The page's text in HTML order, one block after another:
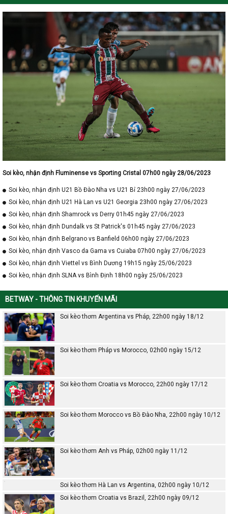
Soi kèo, nhận định Fluminense vs Sporting Cristal 07h00 ngày 28/06/2023
Soi kèo, nhận định U21 Bồ Đào Nha vs U21 Bỉ 23h00 ngày 27/06/2023
Soi kèo, nhận định U21 Hà Lan vs U21 Georgia 23h00 ngày 27/06/2023
Soi kèo, nhận định Shamrock vs Derry 01h45 ngày 27/06/2023
Soi kèo, nhận định Dundalk vs St Patrick's 01h45 ngày 27/06/2023
Soi kèo, nhận định Belgrano vs Banfield 06h00 ngày 27/06/2023
Soi kèo, nhận định Vasco da Gama vs Cuiaba 07h00 ngày 27/06/2023
Soi kèo, nhận định Viettel vs Bình Dương 19h15 ngày 25/06/2023
Soi kèo, nhận định SLNA vs Bình Định 18h00 ngày 25/06/2023
BETWAY - THÔNG TIN KHUYẾN MÃI
Soi kèo thơm Argentina vs Pháp, 22h00 ngày 18/12
Soi kèo thơm Pháp vs Morocco, 02h00 ngày 15/12
Soi kèo thơm Croatia vs Morocco, 22h00 ngày 17/12
Soi kèo thơm Morocco vs Bồ Đào Nha, 22h00 ngày 10/12
Soi kèo thơm Anh vs Pháp, 02h00 ngày 11/12
Soi kèo thơm Hà Lan vs Argentina, 02h00 ngày 10/12
Soi kèo thơm Croatia vs Brazil, 22h00 ngày 09/12